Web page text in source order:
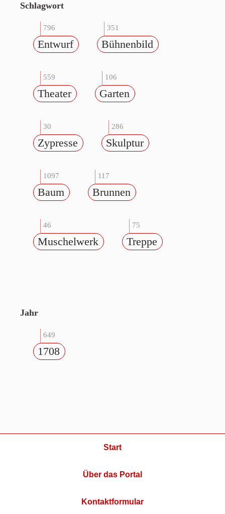
Schlagwort
796
Entwurf
351
Bühnenbild
559
Theater
106
Garten
30
Zypresse
286
Skulptur
1097
Baum
117
Brunnen
46
Muschelwerk
75
Treppe
Jahr
649
1708
Start
Über das Portal
Kontaktformular